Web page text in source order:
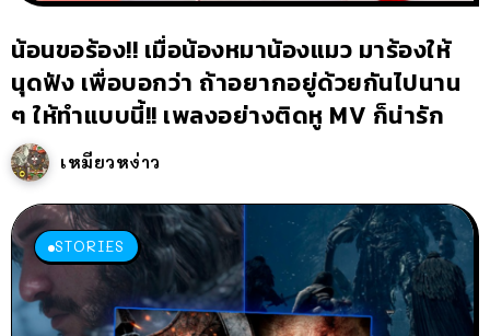
น้อนขอร้อง!! เมื่อน้องหมาน้องแมว มาร้องให้
นุดฟัง เพื่อบอกว่า ถ้าอยากอยู่ด้วยกันไปนาน
ๆ ให้ทำแบบนี้!! เพลงอย่างติดหู MV ก็น่ารัก
เหมียวหง่าว
STORIES